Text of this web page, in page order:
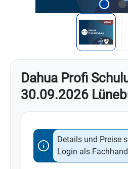
Dahua Profi
30.09.2026
Details und Preise
Login als